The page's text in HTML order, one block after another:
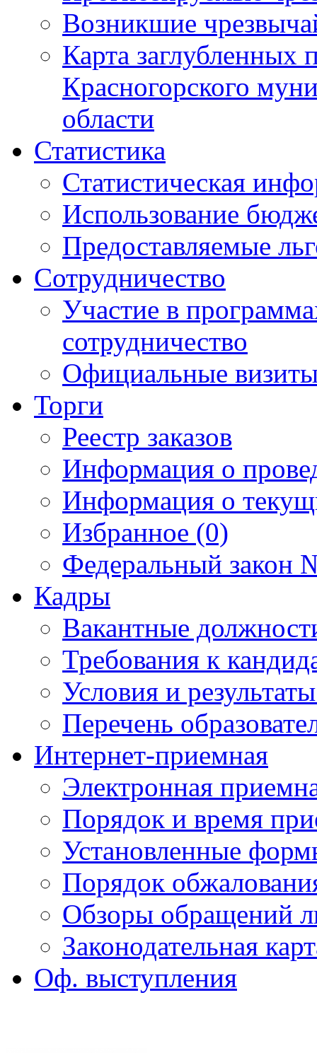
Возникшие
Карта
Красногорского
области
Статистика
Статистическая
Использование
Предоставляемые
Сотрудничество
Участие в
сотрудничество
Официальные
Торги
Реестр заказов
Информация о
Информация о
Избранное (0)
Федеральный закон
Кадры
Вакантные
Требования к
Условия и
Перечень
Интернет-приемная
Электронная
Порядок и время
Установленные
Порядок
Обзоры обращений
Законодательная
Оф. выступления